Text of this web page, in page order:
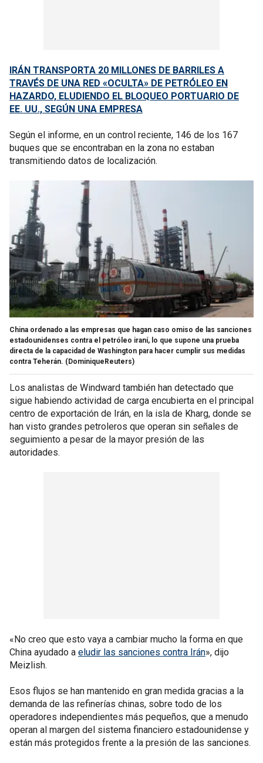
IRÁN TRANSPORTA 20 MILLONES DE BARRILES A
TRAVÉS DE UNA RED «OCULTA» DE PETRÓLEO EN
HAZARDO, ELUDIENDO EL BLOQUEO PORTUARIO DE
EE. UU., SEGÚN UNA EMPRESA
Según el informe, en un control reciente, 146 de los 167
buques que se encontraban en la zona no estaban
transmitiendo datos de localización.
China ordenado a las empresas que hagan caso omiso de las sanciones
estadounidenses contra el petróleo iraní, lo que supone una prueba
directa de la capacidad de Washington para hacer cumplir sus medidas
contra Teherán. (DominiqueReuters)
Los analistas de Windward también han detectado que
sigue habiendo actividad de carga encubierta en el principal
centro de exportación de Irán, en la isla de Kharg, donde se
han visto grandes petroleros que operan sin señales de
seguimiento a pesar de la mayor presión de las
autoridades.
«No creo que esto vaya a cambiar mucho la forma en que
China ayudado a eludir las sanciones contra Irán», dijo
Meizlish.
Esos flujos se han mantenido en gran medida gracias a la
demanda de las refinerías chinas, sobre todo de los
operadores independientes más pequeños, que a menudo
operan al margen del sistema financiero estadounidense y
están más protegidos frente a la presión de las sanciones.